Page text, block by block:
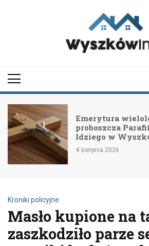
Emerytura
proboszcza
Idziego w
4 sierpnia 2026
Kroniki policyjne
Masło kupione na
zaszkodziło parze